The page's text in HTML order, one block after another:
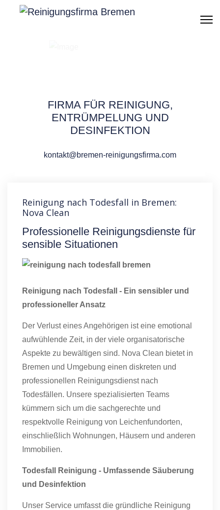
FIRMA FÜR REINIGUNG,
ENTRÜMPELUNG UND
DESINFEKTION
kontakt@bremen-reinigungsfirma.com
Reinigung nach Todesfall in Bremen:
Nova Clean
Professionelle Reinigungsdienste für
sensible Situationen
Reinigung nach Todesfall - Ein sensibler und
professioneller Ansatz
Der Verlust eines Angehörigen ist eine emotional
aufwühlende Zeit, in der viele organisatorische
Aspekte zu bewältigen sind. Nova Clean bietet in
Bremen und Umgebung einen diskreten und
professionellen Reinigungsdienst nach
Todesfällen. Unsere spezialisierten Teams
kümmern sich um die sachgerechte und
respektvolle Reinigung von Leichenfundorten,
einschließlich Wohnungen, Häusern und anderen
Immobilien.
Todesfall Reinigung - Umfassende Säuberung
und Desinfektion
Unser Service umfasst die gründliche Reinigung